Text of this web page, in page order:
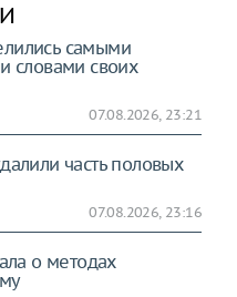
самыми
словами своих
07.08.2026, 23:21
часть половых
07.08.2026, 23:16
о методах